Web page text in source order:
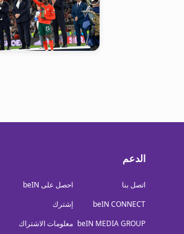
الدعم
اتصل بنا
beIN CONNECT
beIN MEDIA GROUP
احصل على beIN
إشترك
معلومات الاشتراك